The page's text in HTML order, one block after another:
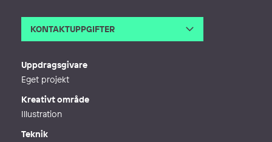
KONTAKTUPPGIFTER
Uppdragsgivare
Eget projekt
Kreativt område
Illustration
Teknik